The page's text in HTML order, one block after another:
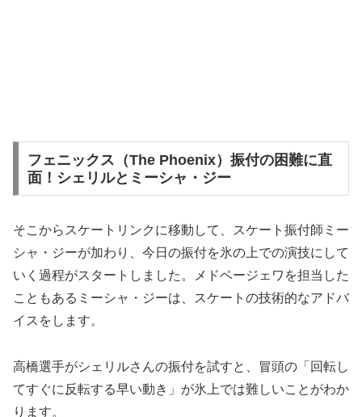
フェニックス（The Phoenix）振付の困難に直
面！シェリルとミーシャ・ジー
そこからスケートリンクに移動して、スケート振付師ミー
シャ・ジーが加わり、今日の振付を氷の上での演技にして
いく過程がスタートしました。メドベージェワを担当した
こともあるミーシャ・ジーは、スケートの技術的なアドバ
イスをします。
高橋選手がシェリルさんの振付を試すと、冒頭の「回転し
てすぐに反転する早い動き」が氷上では難しいことがわか
ります。